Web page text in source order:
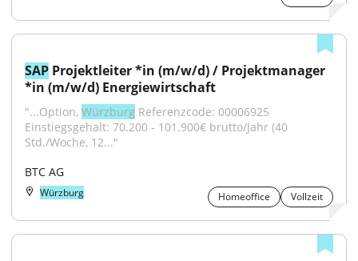
SAP Projektleiter *in (m/w/d) / Projektmanager
*in (m/w/d) Energiewirtschaft
"...Option, Würzburg Referenzcode: 00006925
Einstiegsgehalt: 70.200 - 101.900€ brutto/Jahr (40
Std./Woche, 12..."
BTC AG
Würzburg Homeoffice Vollzeit